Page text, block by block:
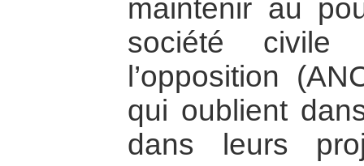
maintenir au
société
l’opposition
qui oublient
dans leurs